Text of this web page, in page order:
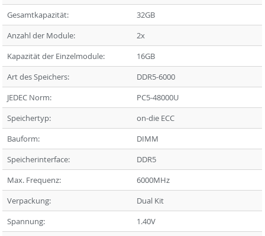
Gesamtkapazität:
32GB
Anzahl der Module:
2x
Kapazität der Einzelmodule:
16GB
Art des Speichers:
DDR5-6000
JEDEC Norm:
PC5-48000U
Speichertyp:
on-die ECC
Bauform:
DIMM
Speicherinterface:
DDR5
Max. Frequenz:
6000MHz
Verpackung:
Dual Kit
Spannung:
1.40V